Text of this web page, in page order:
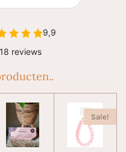
Sale!